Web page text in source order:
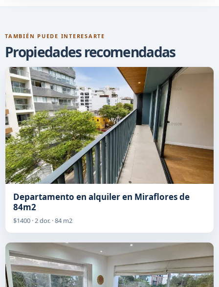
TAMBIÉN PUEDE INTERESARTE
Propiedades recomendadas
Departamento en alquiler en Miraflores de
84m2
$1400 · 2 dor. · 84 m2